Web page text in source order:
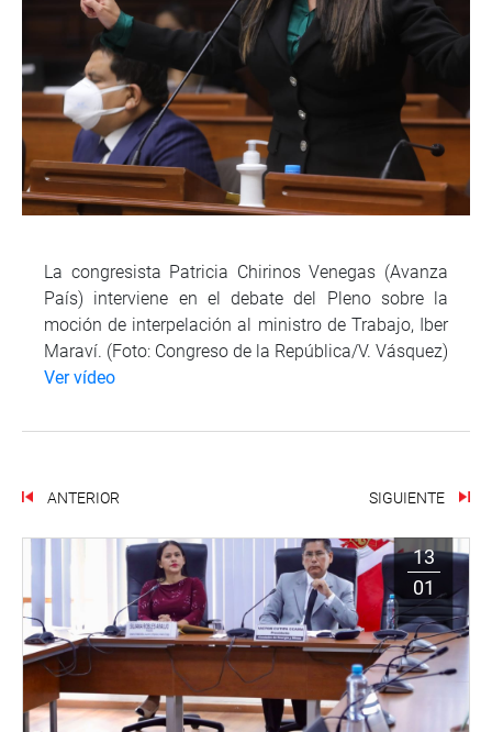
La congresista Patricia Chirinos Venegas (Avanza
País) interviene en el debate del Pleno sobre la
moción de interpelación al ministro de Trabajo, Iber
Maraví. (Foto: Congreso de la República/V. Vásquez)
Ver vídeo
ANTERIOR SIGUIENTE
13
01